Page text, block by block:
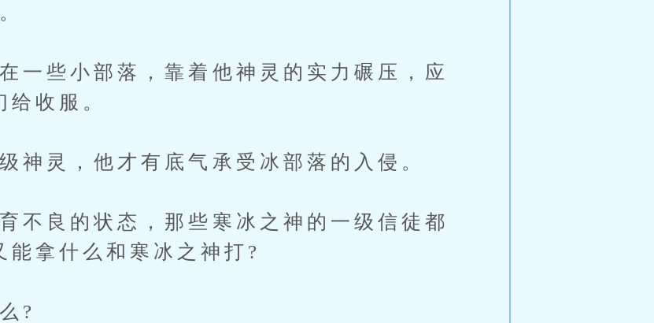
些小部落，靠着他神灵的实力碾压，应
收服。
灵，他才有底气承受冰部落的入侵。
良的状态，那些寒冰之神的一级信徒都
能拿什么和寒冰之神打?
?